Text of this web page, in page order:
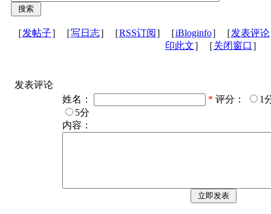
［发帖子］［写日志］［RSS订阅 ］［iBloginfo］［发表评论
印此文］［关闭窗口 ］
发表评论
姓名：
* 评分：
1
5分
内容：